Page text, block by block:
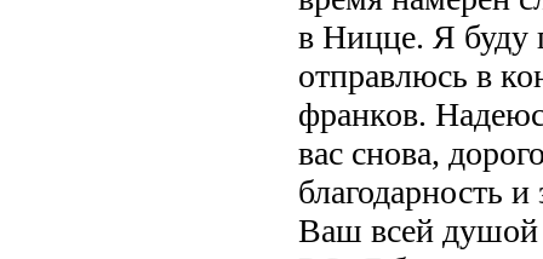
в Ницце. Я буду
отправлюсь в
франков.
вас снова,
благодарность
Ваш всей